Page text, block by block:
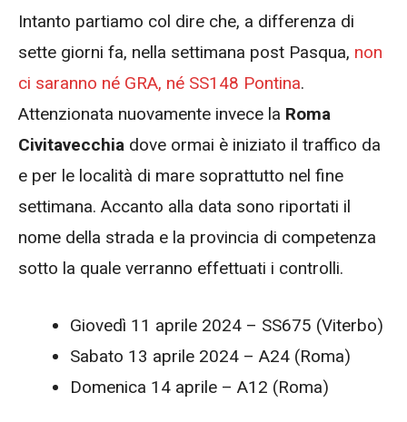
Intanto partiamo col dire che, a differenza di
sette giorni fa, nella settimana post Pasqua, non
ci saranno né GRA, né SS148 Pontina.
Attenzionata nuovamente invece la Roma
Civitavecchia dove ormai è iniziato il traffico da
e per le località di mare soprattutto nel fine
settimana. Accanto alla data sono riportati il
nome della strada e la provincia di competenza
sotto la quale verranno effettuati i controlli.
Giovedì 11 aprile 2024 – SS675 (Viterbo)
Sabato 13 aprile 2024 – A24 (Roma)
Domenica 14 aprile – A12 (Roma)